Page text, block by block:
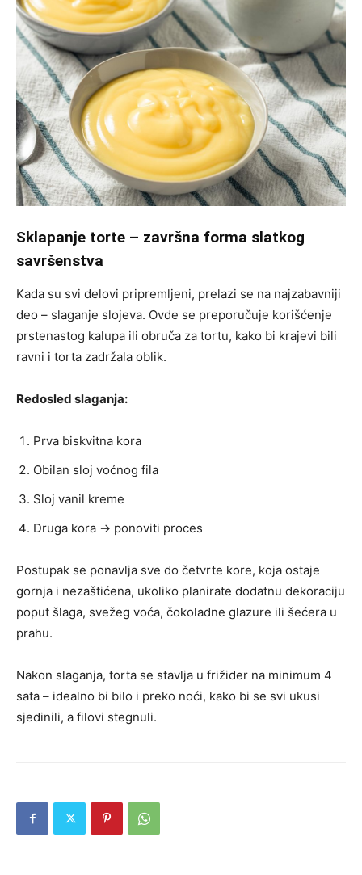
Sklapanje torte – završna forma slatkog
savršenstva
Kada su svi delovi pripremljeni, prelazi se na najzabavniji
deo – slaganje slojeva. Ovde se preporučuje korišćenje
prstenastog kalupa ili obruča za tortu, kako bi krajevi bili
ravni i torta zadržala oblik.
Redosled slaganja:
Prva biskvitna kora
Obilan sloj voćnog fila
Sloj vanil kreme
Druga kora → ponoviti proces
Postupak se ponavlja sve do četvrte kore, koja ostaje
gornja i nezaštićena, ukoliko planirate dodatnu dekoraciju
poput šlaga, svežeg voća, čokoladne glazure ili šećera u
prahu.
Nakon slaganja, torta se stavlja u frižider na minimum 4
sata – idealno bi bilo i preko noći, kako bi se svi ukusi
sjedinili, a filovi stegnuli.